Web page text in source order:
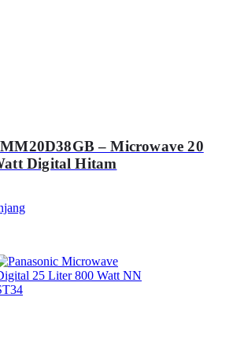
– Microwave 20
Digital Hitam